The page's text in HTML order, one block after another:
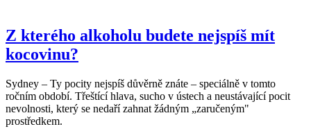
Z kterého alkoholu budete nejspíš mít
kocovinu?
Sydney – Ty pocity nejspíš důvěrně znáte – speciálně v tomto
ročním období. Třeštící hlava, sucho v ústech a neustávající pocit
nevolnosti, který se nedaří zahnat žádným „zaručeným"
prostředkem.